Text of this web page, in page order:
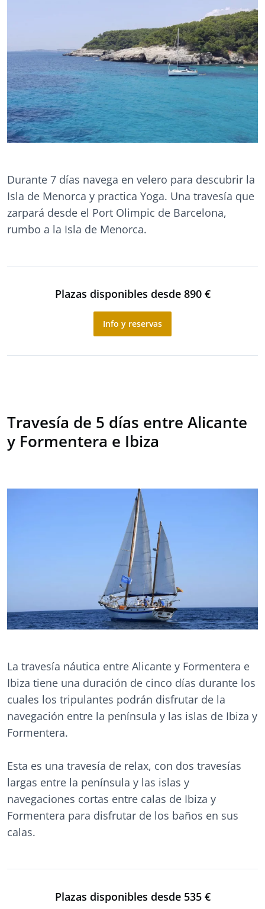
Durante 7 días navega en velero para descubrir la
Isla de Menorca y practica Yoga. Una travesía que
zarpará desde el Port Olimpic de Barcelona,
rumbo a la Isla de Menorca.
Plazas disponibles desde 890 €
Info y reservas
Travesía de 5 días entre Alicante
y Formentera e Ibiza
La travesía náutica entre Alicante y Formentera e
Ibiza tiene una duración de cinco días durante los
cuales los tripulantes podrán disfrutar de la
navegación entre la península y las islas de Ibiza y
Formentera.
Esta es una travesía de relax, con dos travesías
largas entre la península y las islas y
navegaciones cortas entre calas de Ibiza y
Formentera para disfrutar de los baños en sus
calas.
Plazas disponibles desde 535 €